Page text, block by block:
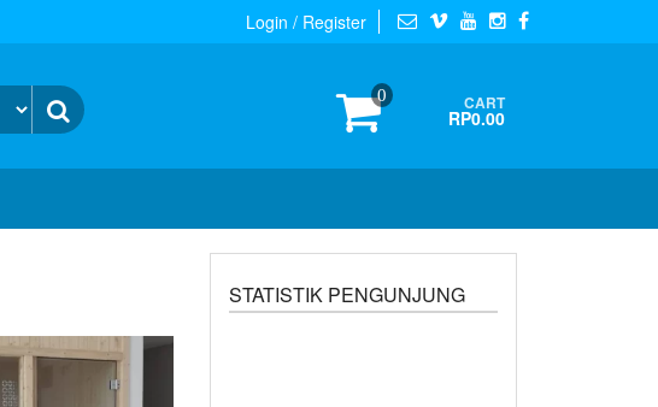
Login / Register
0 CART
RP0.00
STATISTIK PENGUNJUNG